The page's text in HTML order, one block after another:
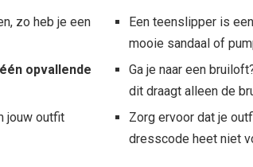
zo heb je een
één opvallende
jouw outfit
Een teenslipper is
mooie sandaal of
Ga je naar een
dit draagt alleen de
Zorg ervoor dat je
dresscode heet niet